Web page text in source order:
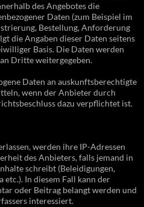
des Angebotes die
Daten (zum Beispiel im
Bestellung, Anforderung
die Angaben dieser Daten seitens
Basis. Die Daten werden
Dritte weitergegeben.
Daten an auskunftsberechtigte
wenn der Anbieter durch
dazu verpflichtet ist.
werden ihre IP-Adressen
des Anbieters, falls jemand in
schreibt (Beleidigungen,
In diesem Fall kann der
oder Beitrag belangt werden und
interessiert.